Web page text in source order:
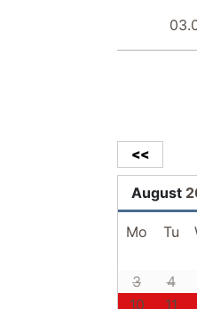
<<
August
Mo Tu
3
4
10
11